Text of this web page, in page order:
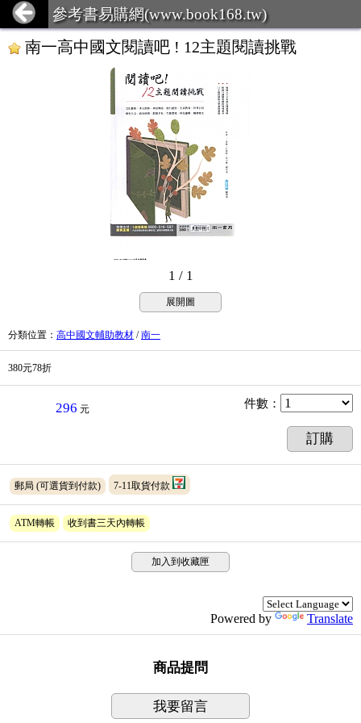
參考書易購網(www.book168.tw)
南一高中國文閱讀吧 ! 12主題閱讀挑戰
1 / 1
展開圖
分類位置 ： 高中國文輔助教材 /南一
380元78折
296 元 件數 ：
訂購
郵局 (可選貨到付款) 7-11取貨付款
ATM轉帳 收到書三天內轉帳
加入到收藏匣
Powered by Translate
商品提問
我要留言